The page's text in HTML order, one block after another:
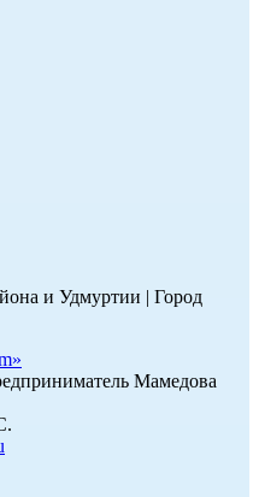
и Удмуртии | Город
»
Мамедова